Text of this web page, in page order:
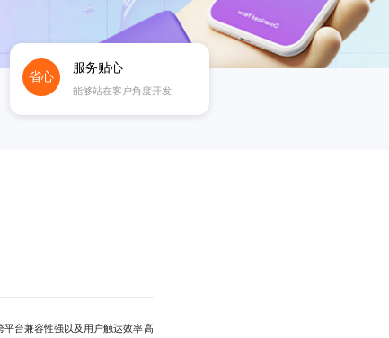
省心
服务贴心
能够站在客户角度开发
台兼容性强以及用户触达效率高